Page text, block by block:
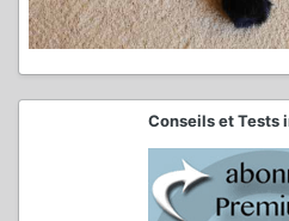
Conseils et Tests